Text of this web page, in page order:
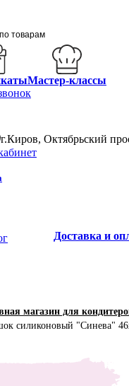
Мастер-классы
г.Киров, Октябрьский
Доставка и
магазин для
силиконовый "Синева"